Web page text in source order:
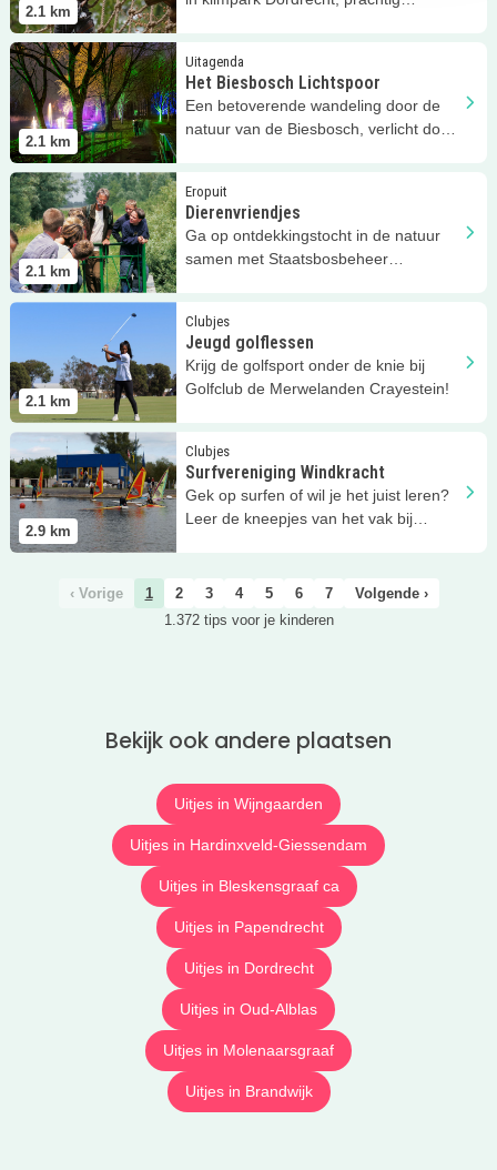
2.1 km
2.1 km
Uitagenda
Het Biesbosch Lichtspoor
Een betoverende wandeling door de
natuur van de Biesbosch, verlicht door
Lees meer Het Biesbosch Lichtspoor
2.1 km
Eropuit
Dierenvriendjes
Ga op ontdekkingstocht in de natuur
samen met Staatsbosbeheer
Lees meer Dierenvriendjes
2.1 km
Clubjes
Jeugd golflessen
Krijg de golfsport onder de knie bij
Golfclub de Merwelanden Crayestein!
Lees meer Jeugd golflessen
2.9 km
Clubjes
Surfvereniging Windkracht
Gek op surfen of wil je het juist leren?
Leer de kneepjes van het vak bij
Lees meer Surfvereniging Windkracht
‹ Vorige 1 2 3 4 5 6 7
Volgende ›
1.372 tips voor je kinderen
Bekijk ook andere plaatsen
Uitjes in Wijngaarden
Uitjes in Hardinxveld-Giessendam
Uitjes in Bleskensgraaf ca
Uitjes in Papendrecht
Uitjes in Dordrecht
Uitjes in Oud-Alblas
Uitjes in Molenaarsgraaf
Uitjes in Brandwijk